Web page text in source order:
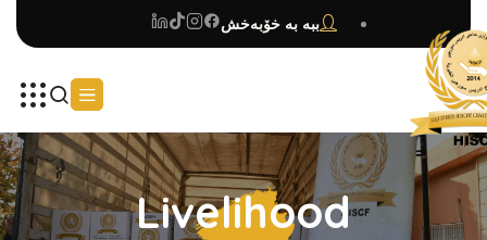
ببە بە خۆبەخش
Livelihood